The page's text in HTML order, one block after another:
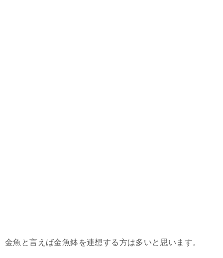
金魚と言えば金魚鉢を連想する方は多いと思います。